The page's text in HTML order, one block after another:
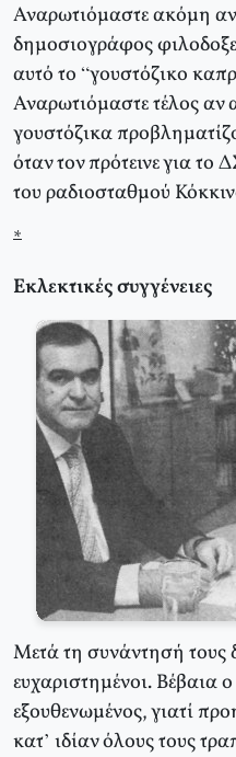
Αναρωτιόμαστε ακόμη
δημοσιογράφος
αυτό το “γουστόζικο
Αναρωτιόμαστε τέλος αν
γουστόζικα
όταν τον πρότεινε για
του ραδιοσταθμού
*
Εκλεκτικές συγγένειες
Μετά τη συνάντησή τους
ευχαριστημένοι. Βέβαια
εξουθενωμένος, γιατί
κατ’ ιδίαν όλους τους